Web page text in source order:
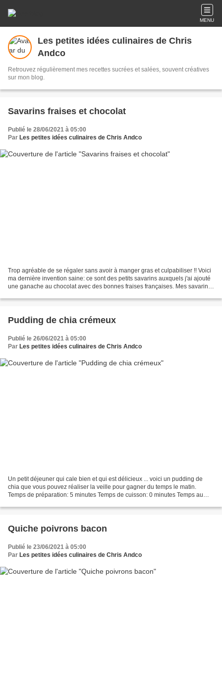
MENU
Les petites idées culinaires de Chris
Andco
Retrouvez régulièrement mes recettes sucrées et salées, souvent créatives
sur mon blog.
Savarins fraises et chocolat
Publié le 28/06/2021 à 05:00
Par Les petites idées culinaires de Chris Andco
Trop agréable de se régaler sans avoir à manger gras et culpabiliser !! Voici
ma dernière invention saine: ce sont des petits savarins auxquels j'ai ajouté
une ganache au chocolat avec des bonnes fraises françaises. Mes savarins
Pudding de chia crémeux
Publié le 26/06/2021 à 05:00
Par Les petites idées culinaires de Chris Andco
Un petit déjeuner qui cale bien et qui est délicieux ... voici un pudding de
chia que vous pouvez réaliser la veille pour gagner du temps le matin.
Temps de préparation: 5 minutes Temps de cuisson: 0 minutes Temps au
Quiche poivrons bacon
Publié le 23/06/2021 à 05:00
Par Les petites idées culinaires de Chris Andco